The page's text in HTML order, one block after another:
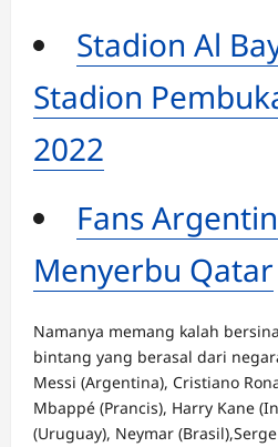
Stadion Al
Stadion
2022
Fans
Menyerbu Qatar
Namanya memang kalah
bintang yang berasal dari
Messi (Argentina), Cristiano
Mbappé (Prancis), Harry Kane
(Uruguay), Neymar